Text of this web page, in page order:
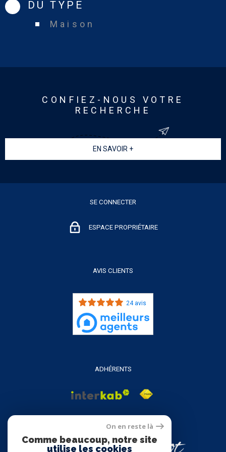
DU TYPE
Maison
CONFIEZ-NOUS VOTRE
RECHERCHE
EN SAVOIR +
SE CONNECTER
ESPACE PROPRIÉTAIRE
AVIS CLIENTS
24 avis
ADHÉRENTS
On en reste là
Comme beaucoup, notre site
utilise les cookies